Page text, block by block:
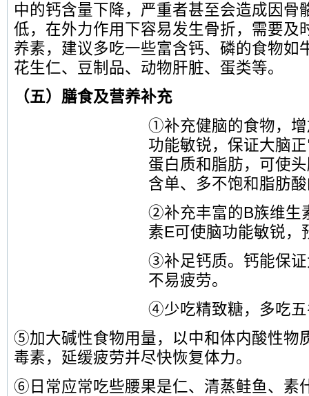
中的钙含量下降，严重者甚至会造成因骨
低，在外力作用下容易发生骨折，需要及
养素，建议多吃一些富含钙、磷的食物如
花生仁、豆制品、动物肝脏、蛋类等。
（五）膳食及营养补充
①补充健脑的食物，
功能敏锐，保证大脑
蛋白质和脂肪，可使
含单、多不饱和脂肪
②补充丰富的B族维生
素E可使脑功能敏锐，
③补足钙质。钙能保
不易疲劳。
④少吃精致糖，多吃
⑤加大碱性食物用量，以中和体内酸性物
毒素，延缓疲劳并尽快恢复体力。
⑥日常应常吃些腰果是仁、清蒸鲑鱼、素